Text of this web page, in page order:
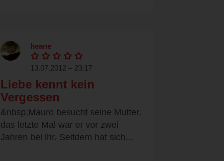
heane
13.07.2012 – 23:17
Liebe kennt kein
Vergessen
&nbsp;Mauro besucht seine Mutter,
das letzte Mal war er vor zwei
Jahren bei ihr. Seitdem hat sich...